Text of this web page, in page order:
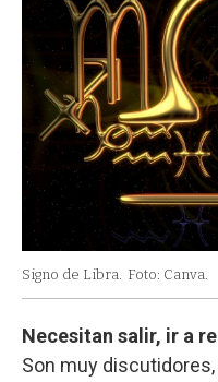
Signo de Libra. Foto: Canva.
Necesitan salir, ir a
Son muy